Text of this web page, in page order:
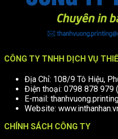
CÔNG TY TNHH DỊCH VỤ
Địa Chỉ: 108/9 Tô Hiệu,
Điện thoại: 0798 878 979
E-mail:
Website:
CHÍNH SÁCH CÔNG TY